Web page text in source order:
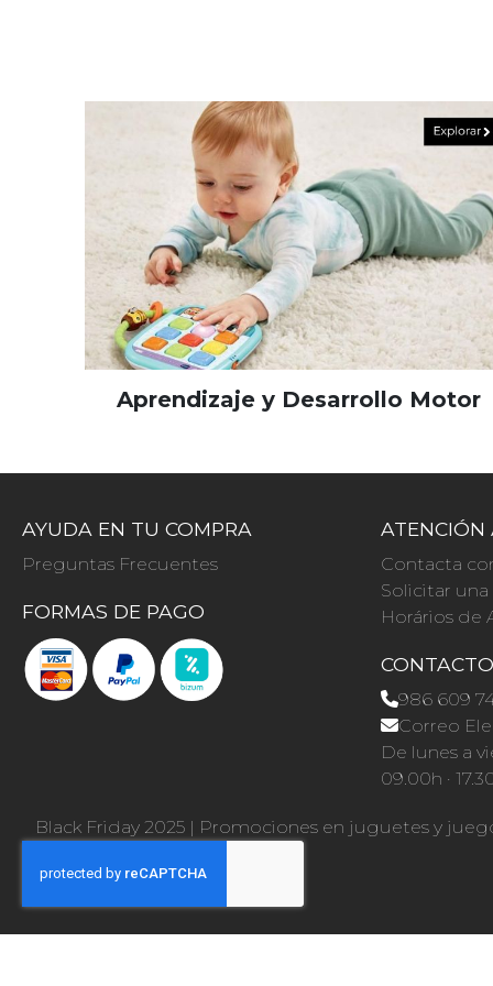
Aprendizaje y Desarrollo Motor
AYUDA EN TU COMPRA
Preguntas Frecuentes
FORMAS DE PAGO
ATENCIÓN
Contacta
Solicitar
Horários de
CONTACTO
986 609
Correo
De lunes a
09.00h ·
Black Friday 2025 | Promociones en juguetes y